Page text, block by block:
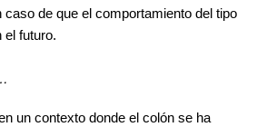
caso de que el comportamiento del tipo
el futuro.
un contexto donde el colón se ha